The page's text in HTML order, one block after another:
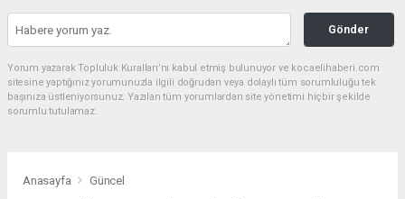
Gönder
Yorum yazarak Topluluk Kuralları’nı kabul etmiş bulunuyor ve kocaelihaberi.com
sitesine yaptığınız yorumunuzla ilgili doğrudan veya dolaylı tüm sorumluluğu tek
başınıza üstleniyorsunuz. Yazılan tüm yorumlardan site yönetimi hiçbir şekilde
sorumlu tutulamaz.
Anasayfa Güncel